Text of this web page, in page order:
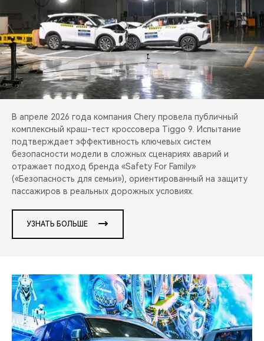
CHERY И СПОРТ
НАШИ МЕРОПРИЯТИЯ
ВИДЕООБЗОРЫ
CHERY ДЛЯ ДЕТЕЙ
В апреле 2026 года компания Chery провела публичный
комплексный краш-тест кроссовера Tiggo 9. Испытание
подтверждает эффективность ключевых систем
безопасности модели в сложных сценариях аварий и
отражает подход бренда «Safety For Family»
(«Безопасность для семьи»), ориентированный на защиту
пассажиров в реальных дорожных условиях.
УЗНАТЬ БОЛЬШЕ